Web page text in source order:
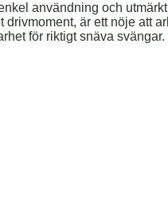
användning och
är ett nöje att
för riktigt snäva